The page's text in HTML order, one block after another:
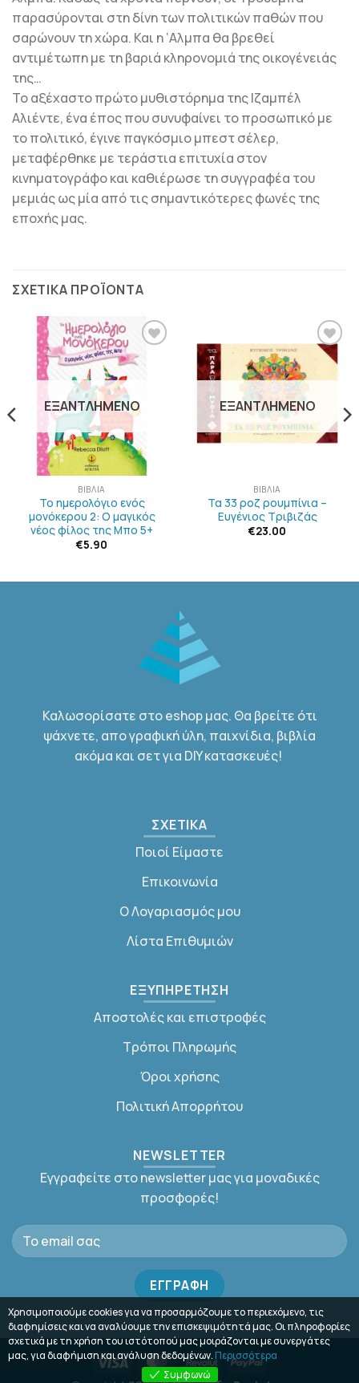
παρασύρονται στη δίνη των πολιτικών παθών που
σαρώνουν τη χώρα. Και η ‘Αλμπα θα βρεθεί
αντιμέτωπη με τη βαριά κληρονομιά της οικογένειάς
της…
Το αξέχαστο πρώτο μυθιστόρημα της Ιζαμπέλ
Αλιέντε, ένα έπος που συνυφαίνει το προσωπικό με
το πολιτικό, έγινε παγκόσμιο μπεστ σέλερ,
μεταφέρθηκε με τεράστια επιτυχία στον
κινηματογράφο και καθιέρωσε τη συγγραφέα του
μεμιάς ως μία από τις σημαντικότερες φωνές της
εποχής μας.
ΣΧΕΤΙΚΆ ΠΡΟΪΌΝΤΑ
ΠΡΟΣΘΉΚΗ
ΣΤΗΝ
ΛΊΣΤΑ
ΕΠΙΘΥΜΙΏΝ
ΕΞΑΝΤΛΗΜΈΝΟ
ΒΙΒΛΊΑ
Το ημερολόγιο ενός
μονόκερου 2: Ο μαγικός
νέος φίλος της Μπο 5+
€5.90
ΠΡΟΣΘΉΚΗ
ΣΤΗΝ
ΛΊΣΤΑ
ΕΠΙΘΥΜΙΏΝ
ΕΞΑΝΤΛΗΜΈΝΟ
ΒΙΒΛΊΑ
Τα 33 ροζ ρουμπίνια –
Ευγένιος Τριβιζάς
€23.00
Καλωσορίσατε στο eshop μας. Θα βρείτε ότι
ψάχνετε, απο γραφική ύλη, παιχνίδια, βιβλία
ακόμα και σετ για DIY κατασκευές!
ΣΧΕΤΙΚΑ
Ποιοί Είμαστε
Επικοινωνία
Ο Λογαριασμός μου
Λίστα Επιθυμιών
ΕΞΥΠΗΡΕΤΗΣΗ
Αποστολές και επιστροφές
Τρόποι Πληρωμής
Όροι χρήσης
Πολιτική Απορρήτου
NEWSLETTER
Εγγραφείτε στο newsletter μας για μοναδικές
προσφορές!
Visa MasterCardRevolutPayPal
Χρησιμοποιούμε cookies για να προσαρμόζουμε το περιεχόμενο, τις
διαφημίσεις και να αναλύουμε την επισκεψιμότητά μας. Οι πληροφορίες
σχετικά με τη χρήση του ιστότοπού μας μοιράζονται με συνεργάτες
μας, για διαφήμιση και ανάλυση δεδομένων. Περισσότερα
Συμφωνώ